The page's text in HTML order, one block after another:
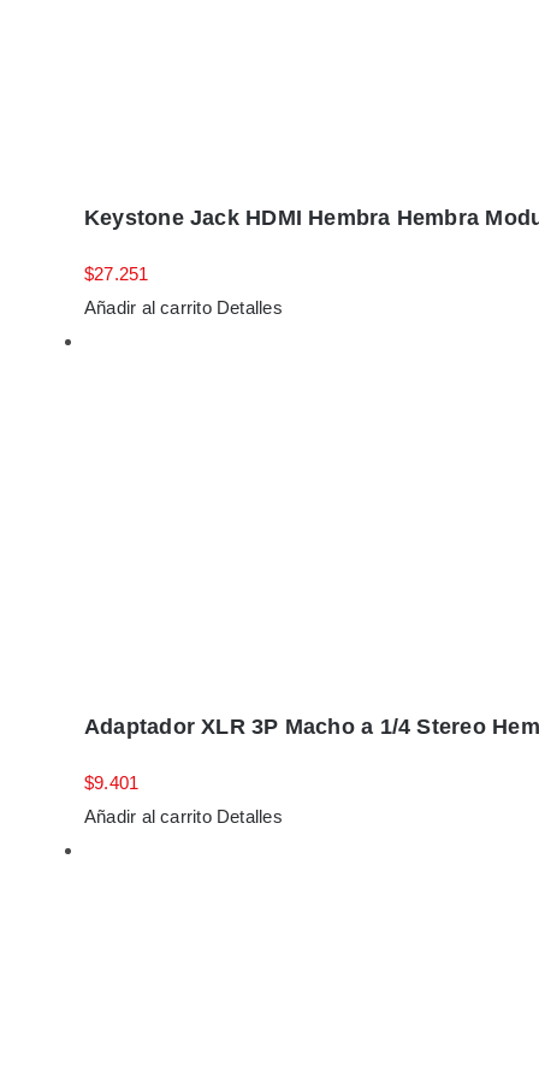
Keystone Jack HDMI Hembra Hembra
$27.251
Añadir al carrito Detalles
Adaptador XLR 3P Macho a 1/4 Stereo
$9.401
Añadir al carrito Detalles